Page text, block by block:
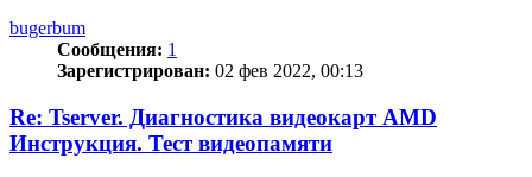
bugerbum
Сообщения: 1
Зарегистрирован: 02 фев 2022, 00:13
Re: Tserver. Диагностика видеокарт AMD
Инструкция. Тест видеопамяти